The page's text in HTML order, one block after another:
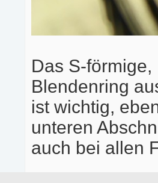
Das S-
Blendenring
ist wichtig,
unteren
auch bei allen